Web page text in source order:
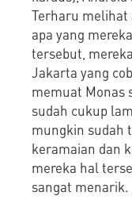
Terharu
apa yang
tersebut,
Jakarta yang
memuat Monas
sudah cukup
mungkin sudah
keramaian dan
mereka hal
sangat menarik.